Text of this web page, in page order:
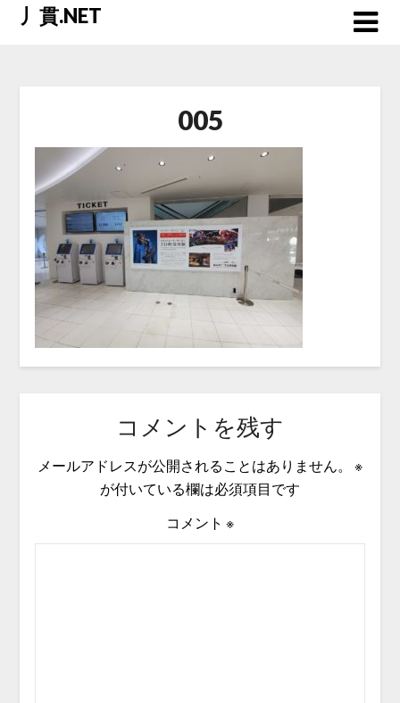
Skip丿貫.NET
005
コメントを残す
メールアドレスが公開されることはありません。
※
が付いている欄は必須項目です
コメント ※